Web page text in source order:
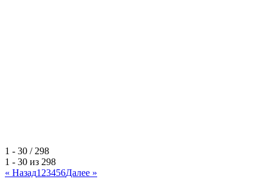
1 - 30 / 298
1 - 30 из 298
« Назад123456Далее »